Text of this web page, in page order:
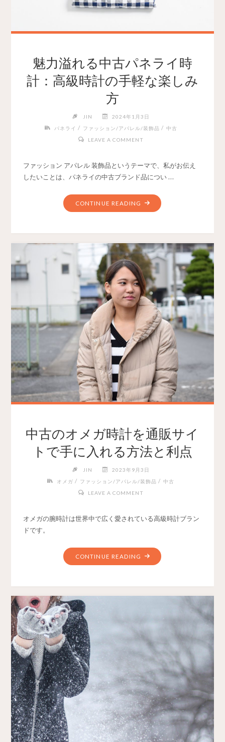
魅力溢れる中古パネライ時
計：高級時計の手軽な楽しみ
方
JIN
2024年1月3日
パネライ / ファッション/アパレル/装飾品 / 中古
LEAVE A COMMENT
ファッション アパレル 装飾品というテーマで、私がお伝え
したいことは、パネライの中古ブランド品につい …
CONTINUE READING
中古のオメガ時計を通販サイ
トで手に入れる方法と利点
JIN
2023年9月3日
オメガ / ファッション/アパレル/装飾品 / 中古
LEAVE A COMMENT
オメガの腕時計は世界中で広く愛されている高級時計ブラン
ドです。
CONTINUE READING